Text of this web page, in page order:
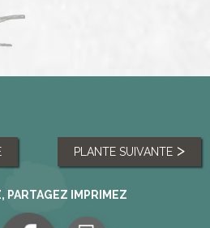
PLANTE SUIVANTE
PARTAGEZ IMPRIMEZ